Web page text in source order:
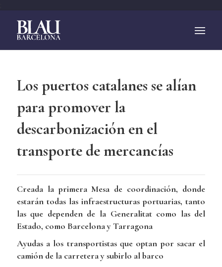
Los puertos catalanes se alían
para promover la
descarbonización en el
transporte de mercancías
Creada la primera Mesa de coordinación, donde
estarán todas las infraestructuras portuarias, tanto
las que dependen de la Generalitat como las del
Estado, como Barcelona y Tarragona
Ayudas a los transportistas que optan por sacar el
camión de la carretera y subirlo al barco